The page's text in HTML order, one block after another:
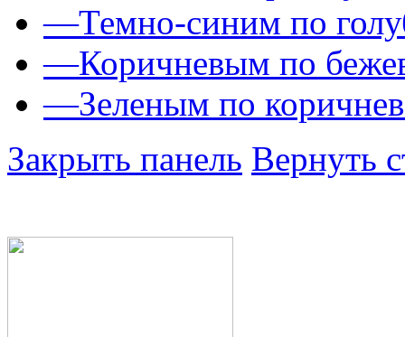
—Темно-синим по
—Коричневым по
—Зеленым по
Закрыть панель Вернуть